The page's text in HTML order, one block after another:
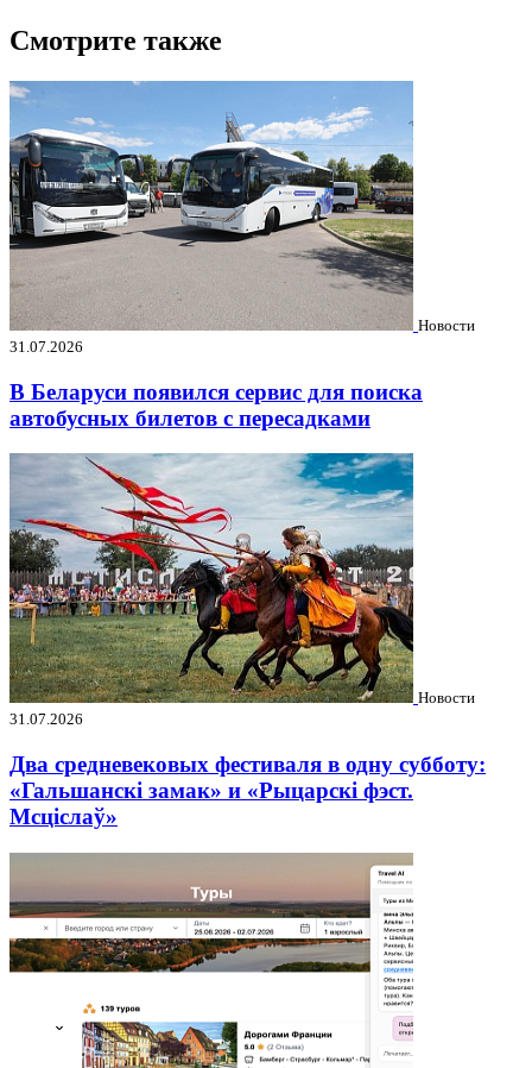
Смотрите также
Новости
31.07.2026
В Беларуси появился сервис для поиска
автобусных билетов с пересадками
Новости
31.07.2026
Два средневековых фестиваля в одну субботу:
«Гальшанскі замак» и «Рыцарскі фэст.
Мсціслаў»